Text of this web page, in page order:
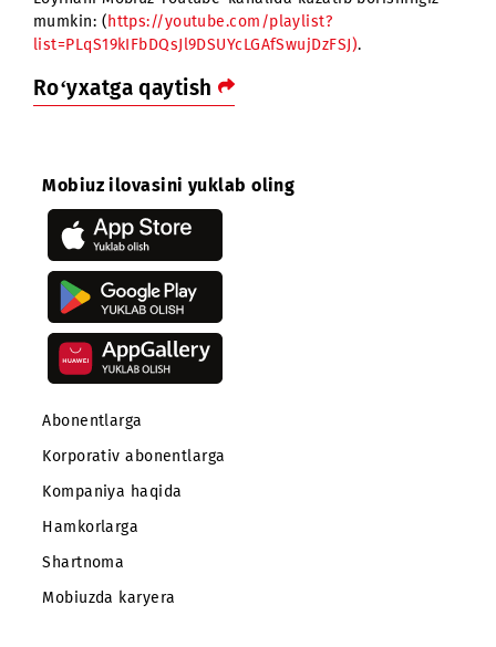
havo sharoiti, joylashuv, har qanday tashqi shart-
sharoitlarga qaramay, ular 24/7 rejimida aloqani
xodimlarimiz faoliyatidagi barcha qiyinchiliklarni
Loyihani Mobiuz Youtube-kanalida kuzatib borishingiz
mumkin: (https://youtube.com/playlist?
list=PLqS19kIFbDQsJl9DSUYcLGAfSwujDzFSJ)
Ro‘yxatga qaytish
Mobiuz ilovasini yuklab oling